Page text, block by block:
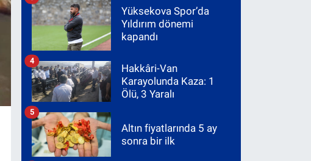
Yüksekova Spor’da
Yıldırım dönemi
kapandı
Hakkâri-Van
Karayolunda Kaza: 1
Ölü, 3 Yaralı
4
Altın fiyatlarında 5 ay
sonra bir ilk
5